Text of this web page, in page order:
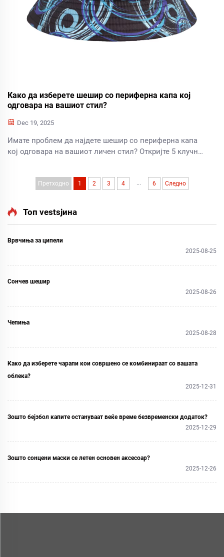
Како да изберете шешир со периферна капа кој
одговара на вашиот стил?
Dec 19, 2025
Имате проблем да најдете шешир со периферна капа
кој одговара на вашиот личен стил? Откријте 5 клучни
совршениот изглед веднаш!
Претходно 1 2 3 4 ... 6 Следно
Топ vestsјина
Врвчиња за ципели
2025-08-25
Сончев шешир
2025-08-26
Чепиња
2025-08-28
Како да изберете чарапи кои совршено се комбинираат со вашата
облека?
2025-12-31
Зошто бејзбол капите остануваат веќе време безвременски додаток?
2025-12-29
Зошто сонцени маски се летен основен аксесоар?
2025-12-26